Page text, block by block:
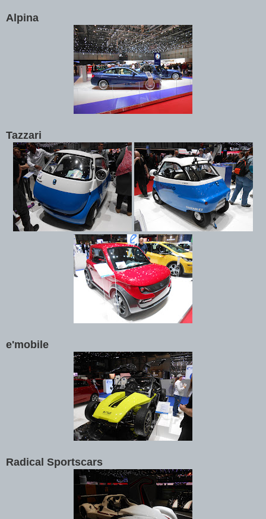
Alpina
Tazzari
e'mobile
Radical Sportscars